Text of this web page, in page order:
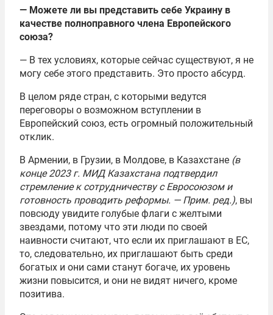
— Можете ли вы представить себе Украину в
качестве полноправного члена Европейского
союза?
— В тех условиях, которые сейчас существуют, я не
могу себе этого представить. Это просто абсурд.
В целом ряде стран, с которыми ведутся
переговоры о возможном вступлении в
Европейский союз, есть огромный положительный
отклик.
В Армении, в Грузии, в Молдове, в Казахстане (в
конце 2023 г. МИД Казахстана подтвердил
стремление к сотрудничеству с Евросоюзом и
готовность проводить реформы. — Прим. ред.), вы
повсюду увидите голубые флаги с желтыми
звездами, потому что эти люди по своей
наивности считают, что если их приглашают в ЕС,
то, следовательно, их приглашают быть среди
богатых и они сами станут богаче, их уровень
жизни повысится, и они не видят ничего, кроме
позитива.